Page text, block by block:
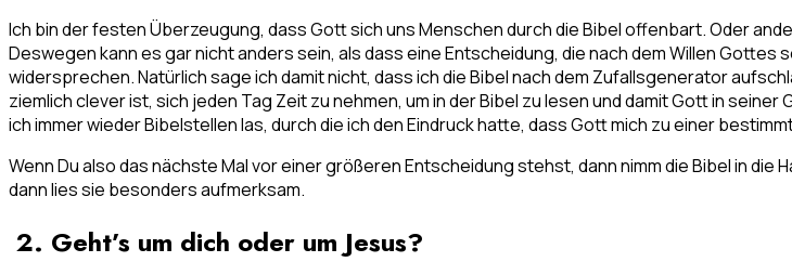
Ich bin der festen Überzeugung, dass Gott sich uns Menschen durch die Bibel offenbart. Oder
Deswegen kann es gar nicht anders sein, als dass eine Entscheidung, die nach dem Willen
widersprechen. Natürlich sage ich damit nicht, dass ich die Bibel nach dem Zufallsgenerator
ziemlich clever ist, sich jeden Tag Zeit zu nehmen, um in der Bibel zu lesen und damit Gott in
ich immer wieder Bibelstellen las, durch die ich den Eindruck hatte, dass Gott mich zu einer
Wenn Du also das nächste Mal vor einer größeren Entscheidung stehst, dann nimm die Bibel in
dann lies sie besonders aufmerksam.
2. Geht’s um dich oder um Jesus?